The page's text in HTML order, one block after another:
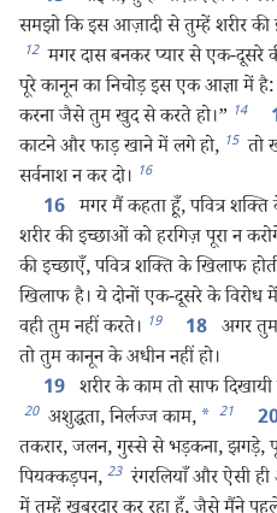
समझो कि इस आज़ादी से तुम्हें शरीर की
12 मगर दास बनकर प्यार से एक-दूसरे
पूरे कानून का निचोड़ इस एक आज्ञा में है:
करना जैसे तुम खुद से करते हो।” 14
काटने और फाड़ खाने में लगे हो, 15 तो
सर्वनाश न कर दो। 16
16 मगर मैं कहता हूँ, पवित्र शक्‍ति
शरीर की इच्छाओं को हरगिज़ पूरा न
की इच्छाएँ, पवित्र शक्‍ति के खिलाफ
खिलाफ है। ये दोनों एक-दूसरे के विरोध
वही तुम नहीं करते। 19 18 अगर तुम
तो तुम कानून के अधीन नहीं हो।
19 शरीर के काम तो साफ
20 अशुद्धता, निर्लज्ज काम, * 21
तकरार, जलन, गुस्से से भड़कना, झगड़े,
पियक्कड़पन, 23 रंगरलियाँ और ऐसी ही